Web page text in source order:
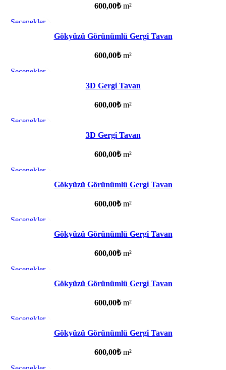
600,00₺m²
Seçenekler
Gökyüzü Görünümlü Gergi Tavan
600,00₺m²
Seçenekler
3D Gergi Tavan
600,00₺m²
Seçenekler
3D Gergi Tavan
600,00₺m²
Seçenekler
Gökyüzü Görünümlü Gergi Tavan
600,00₺m²
Seçenekler
Gökyüzü Görünümlü Gergi Tavan
600,00₺m²
Seçenekler
Gökyüzü Görünümlü Gergi Tavan
600,00₺m²
Seçenekler
Gökyüzü Görünümlü Gergi Tavan
600,00₺m²
Seçenekler